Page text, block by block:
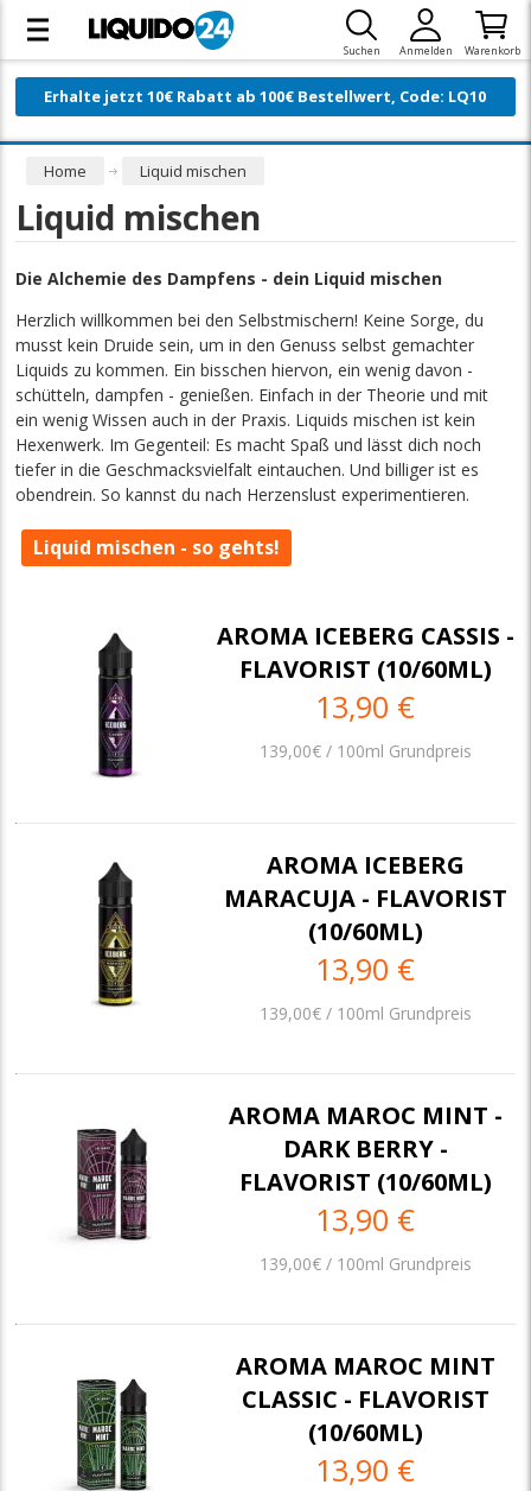
Suchen Anmelden Warenkorb
Erhalte jetzt 10€ Rabatt ab 100€ Bestellwert, Code: LQ10
Home Liquid mischen
Liquid mischen
Die Alchemie des Dampfens - dein Liquid mischen
Herzlich willkommen bei den Selbstmischern! Keine Sorge, du
musst kein Druide sein, um in den Genuss selbst gemachter
Liquids zu kommen. Ein bisschen hiervon, ein wenig davon -
schütteln, dampfen - genießen. Einfach in der Theorie und mit
ein wenig Wissen auch in der Praxis. Liquids mischen ist kein
Hexenwerk. Im Gegenteil: Es macht Spaß und lässt dich noch
tiefer in die Geschmacksvielfalt eintauchen. Und billiger ist es
obendrein. So kannst du nach Herzenslust experimentieren.
Liquid mischen - so gehts!
AROMA ICEBERG CASSIS -
FLAVORIST (10/60ML)
13,90 €
139,00€ / 100ml Grundpreis
AROMA ICEBERG
MARACUJA - FLAVORIST
(10/60ML)
13,90 €
139,00€ / 100ml Grundpreis
AROMA MAROC MINT -
DARK BERRY -
FLAVORIST (10/60ML)
13,90 €
139,00€ / 100ml Grundpreis
AROMA MAROC MINT
CLASSIC - FLAVORIST
(10/60ML)
13,90 €